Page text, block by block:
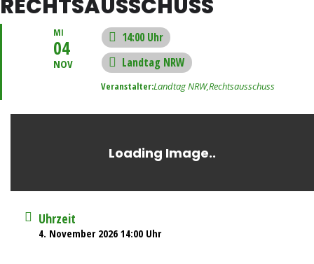
RECHTSAUSSCHUSS
MI
04
NOV
14:00 Uhr
Landtag NRW
Veranstalter:Landtag NRW,Rechtsausschuss
Uhrzeit
4. November 2026 14:00 Uhr